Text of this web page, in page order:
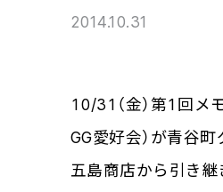
2014.10.31
10/31（金）第1回
GG愛好会）が青谷
五島商店から引き